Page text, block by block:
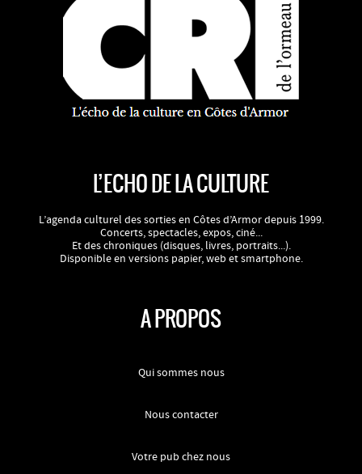
L’ECHO DE LA CULTURE
L’agenda culturel des sorties en Côtes d’Armor depuis 1999.
Concerts, spectacles, expos, ciné...
Et des chroniques (disques, livres, portraits...).
Disponible en versions papier, web et smartphone.
A PROPOS
Qui sommes nous
Nous contacter
Votre pub chez nous